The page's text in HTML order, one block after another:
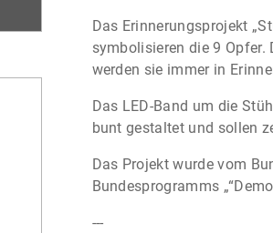
Das Erinnerungsprojekt
symbolisieren die 9 Opfer.
werden sie immer in
Das LED-Band um die
bunt gestaltet und sollen
Das Projekt wurde vom
Bundesprogramms
---